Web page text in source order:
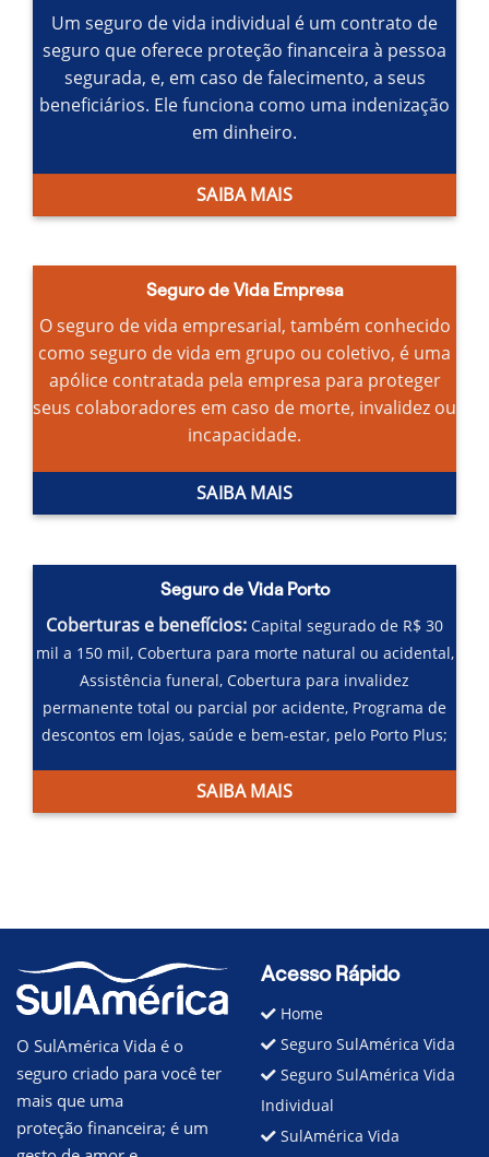
Um seguro de vida individual é um contrato de
seguro que oferece proteção financeira à pessoa
segurada, e, em caso de falecimento, a seus
beneficiários. Ele funciona como uma indenização
em dinheiro.
SAIBA MAIS
Seguro de Vida Empresa
O seguro de vida empresarial, também conhecido
como seguro de vida em grupo ou coletivo, é uma
apólice contratada pela empresa para proteger
seus colaboradores em caso de morte, invalidez ou
incapacidade.
SAIBA MAIS
Seguro de Vida Porto
Coberturas e benefícios: Capital segurado de R$ 30
mil a 150 mil, Cobertura para morte natural ou acidental,
Assistência funeral,Cobertura para invalidez
permanente total ou parcial por acidente, Programa de
descontos em lojas, saúde e bem-estar, pelo Porto Plus;
SAIBA MAIS
O SulAmérica Vida é o
seguro criado para você ter
mais que uma
proteção financeira; é um
Acesso Rápido
Home
Seguro SulAmérica Vida
Seguro SulAmérica Vida
Individual
SulAmérica Vida